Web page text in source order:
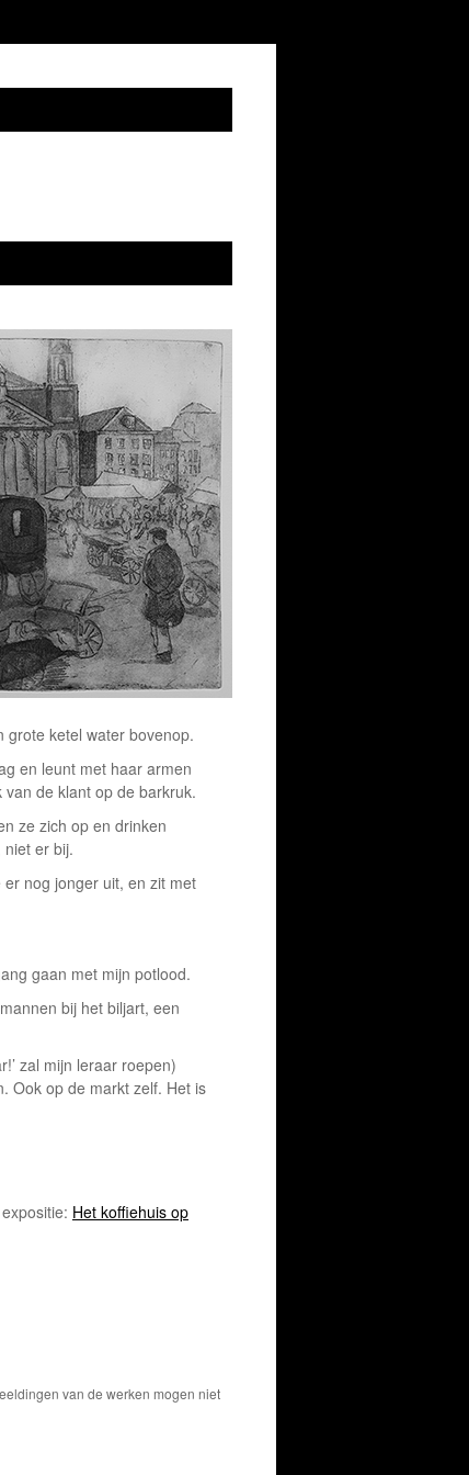
grote ketel water bovenop.
en leunt met haar armen
de klant op de barkruk.
ze zich op en drinken
er bij.
nog jonger uit, en zit met
gaan met mijn potlood.
bij het biljart, een
zal mijn leraar roepen)
Ook op de markt zelf. Het is
Het koffiehuis op
van de werken mogen niet